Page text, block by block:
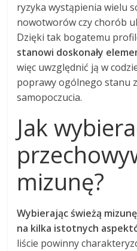
ryzyka wystąpienia wielu
nowotworów czy chorób
Dzięki tak bogatemu
stanowi doskonały
więc uwzględnić ją w
poprawy ogólnego stanu
samopoczucia.
Jak
mizunę?
Wybierając świeżą
na kilka istotnych
liście powinny